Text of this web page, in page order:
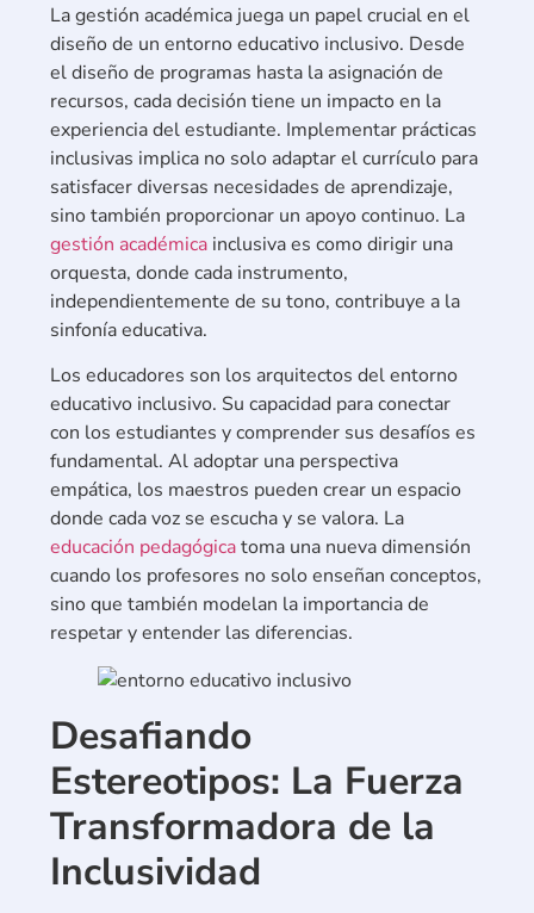
La gestión académica juega un papel crucial en el
diseño de un entorno educativo inclusivo. Desde
el diseño de programas hasta la asignación de
recursos, cada decisión tiene un impacto en la
experiencia del estudiante. Implementar prácticas
inclusivas implica no solo adaptar el currículo para
satisfacer diversas necesidades de aprendizaje,
sino también proporcionar un apoyo continuo. La
gestión académica inclusiva es como dirigir una
orquesta, donde cada instrumento,
independientemente de su tono, contribuye a la
sinfonía educativa.
Los educadores son los arquitectos del entorno
educativo inclusivo. Su capacidad para conectar
con los estudiantes y comprender sus desafíos es
fundamental. Al adoptar una perspectiva
empática, los maestros pueden crear un espacio
donde cada voz se escucha y se valora. La
educación pedagógicatoma una nueva dimensión
cuando los profesores no solo enseñan conceptos,
sino que también modelan la importancia de
respetar y entender las diferencias.
Desafiando
Estereotipos: La Fuerza
Transformadora de la
Inclusividad